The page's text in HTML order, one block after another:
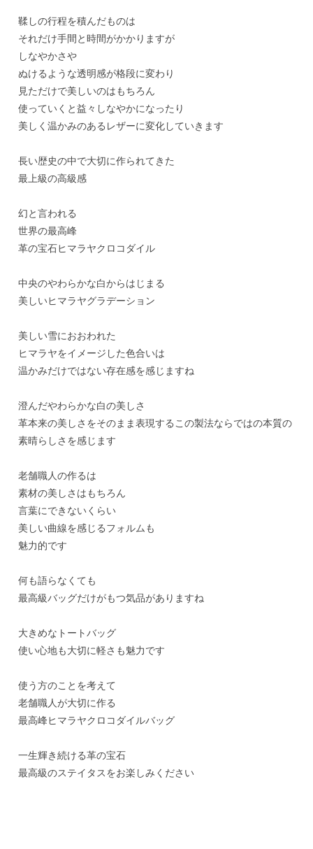
鞣しの行程を積んだものは
それだけ手間と時間がかかりますが
しなやかさや
ぬけるような透明感が格段に変わり
見ただけで美しいのはもちろん
使っていくと益々しなやかになったり
美しく温かみのあるレザーに変化していきます
長い歴史の中で大切に作られてきた
最上級の高級感
幻と言われる
世界の最高峰
革の宝石ヒマラヤクロコダイル
中央のやわらかな白からはじまる
美しいヒマラヤグラデーション
美しい雪におおわれた
ヒマラヤをイメージした色合いは
温かみだけではない存在感を感じますね
澄んだやわらかな白の美しさ
革本来の美しさをそのまま表現するこの製法ならではの本質の
素晴らしさを感じます
老舗職人の作るは
素材の美しさはもちろん
言葉にできないくらい
美しい曲線を感じるフォルムも
魅力的です
何も語らなくても
最高級バッグだけがもつ気品がありますね
大きめなトートバッグ
使い心地も大切に軽さも魅力です
使う方のことを考えて
老舗職人が大切に作る
最高峰ヒマラヤクロコダイルバッグ
一生輝き続ける革の宝石
最高級のステイタスをお楽しみください